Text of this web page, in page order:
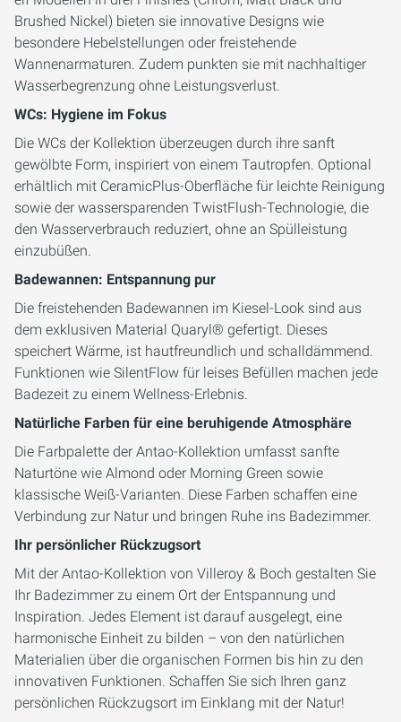
Brushed Nickel) bieten sie innovative Designs wie
besondere Hebelstellungen oder freistehende
Wannenarmaturen. Zudem punkten sie mit nachhaltiger
Wasserbegrenzung ohne Leistungsverlust.
WCs: Hygiene im Fokus
Die WCs der Kollektion überzeugen durch ihre sanft
gewölbte Form, inspiriert von einem Tautropfen. Optional
erhältlich mit CeramicPlus-Oberfläche für leichte Reinigung
sowie der wassersparenden TwistFlush-Technologie, die
den Wasserverbrauch reduziert, ohne an Spülleistung
einzubüßen.
Badewannen: Entspannung pur
Die freistehenden Badewannen im Kiesel-Look sind aus
dem exklusiven Material Quaryl® gefertigt. Dieses
speichert Wärme, ist hautfreundlich und schalldämmend.
Funktionen wie SilentFlow für leises Befüllen machen jede
Badezeit zu einem Wellness-Erlebnis.
Natürliche Farben für eine beruhigende Atmosphäre
Die Farbpalette der Antao-Kollektion umfasst sanfte
Naturtöne wie Almond oder Morning Green sowie
klassische Weiß-Varianten. Diese Farben schaffen eine
Verbindung zur Natur und bringen Ruhe ins Badezimmer.
Ihr persönlicher Rückzugsort
Mit der Antao-Kollektion von Villeroy & Boch gestalten Sie
Ihr Badezimmer zu einem Ort der Entspannung und
Inspiration. Jedes Element ist darauf ausgelegt, eine
harmonische Einheit zu bilden – von den natürlichen
Materialien über die organischen Formen bis hin zu den
innovativen Funktionen. Schaffen Sie sich Ihren ganz
persönlichen Rückzugsort im Einklang mit der Natur!